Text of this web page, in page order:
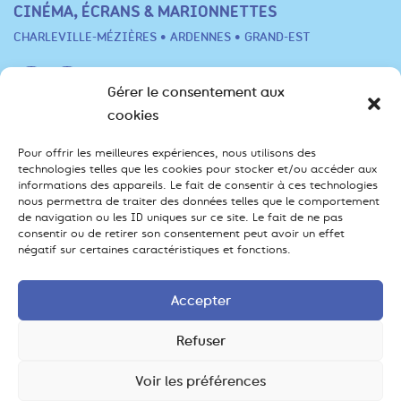
Gérer le consentement aux
cookies
Pour offrir les meilleures expériences, nous utilisons des
technologies telles que les cookies pour stocker et/ou accéder aux
informations des appareils. Le fait de consentir à ces technologies
nous permettra de traiter des données telles que le comportement
de navigation ou les ID uniques sur ce site. Le fait de ne pas
consentir ou de retirer son consentement peut avoir un effet
négatif sur certaines caractéristiques et fonctions.
Accepter
Refuser
Voir les préférences
CINÉMA, ÉCRANS & MARIONNETTES
CHARLEVILLE-MÉZIÈRES • ARDENNES • GRAND-EST
Festival
ProgrammeScolairesProfessionnelsInfos pratiques
FAQ - Billetterie
03 24 55 48 07
BP485 – rue des Mésanges, 08000 Charleville-